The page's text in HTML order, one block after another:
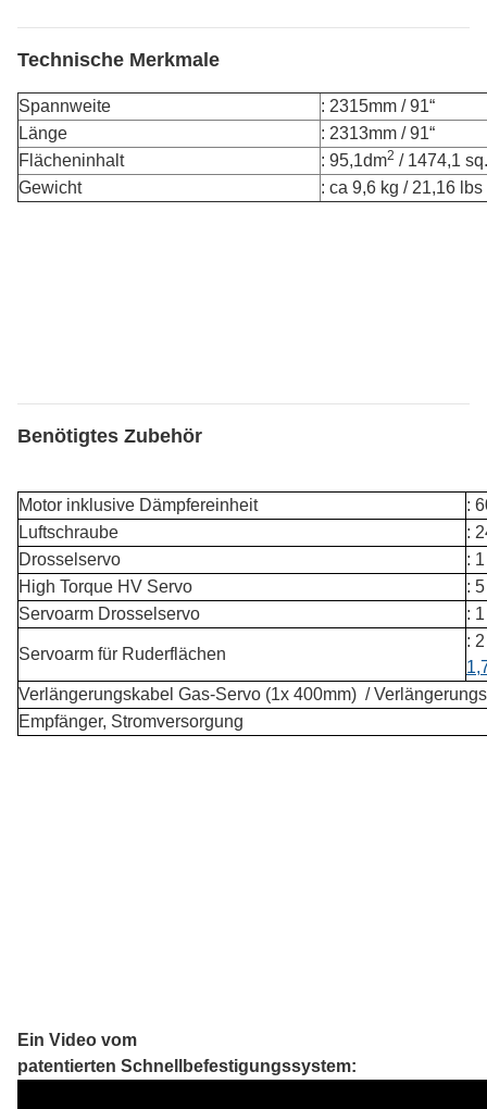
Technische Merkmale
Spannweite
: 2315mm / 91“
Länge
: 2313mm / 91“
Flächeninhalt
: 95,1dm2 / 1474,1
Gewicht
: ca 9,6 kg / 21,16 lbs
Benötigtes Zubehör
Motor inklusive Dämpfereinheit
:
Luftschraube
:
Drosselservo
:
High Torque HV Servo
:
Servoarm Drosselservo
:
Servoarm für Ruderflächen
:
Verlängerungskabel Gas-Servo (1x 400mm) /
Empfänger, Stromversorgung
Ein Video vom
patentierten Schnellbefestigungssystem: